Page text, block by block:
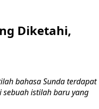
Diketahi,
bahasa Sunda terdapat
istilah baru yang